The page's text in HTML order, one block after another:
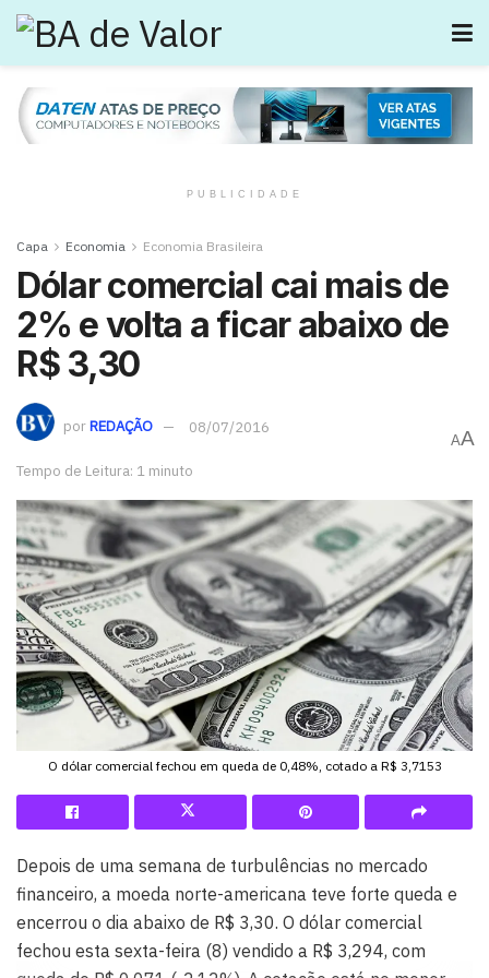
PUBLICIDADE
Capa Economia Economia Brasileira
Dólar comercial cai mais de
2% e volta a ficar abaixo de
R$ 3,30
porREDAÇÃO 08/07/2016
Tempo de Leitura: 1 minuto
AA
O dólar comercial fechou em queda de 0,48%, cotado a R$ 3,7153
Depois de uma semana de turbulências no mercado
financeiro, a moeda norte-americana teve forte queda e
encerrou o dia abaixo de R$ 3,30. O dólar comercial
fechou esta sexta-feira (8) vendido a R$ 3,294, com